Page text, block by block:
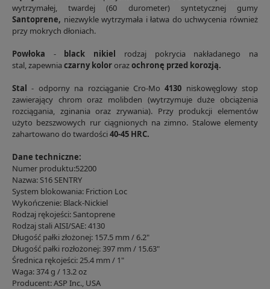
wytrzymałej, twardej (60 durometer) syntetycznej gumy
Santoprene, niezwykle wytrzymała i łatwa do uchwycenia również
przy mokrych dłoniach.
Powłoka - black nikiel
rodzaj pokrycia nakładanego na
stal,zapewniaczarny kolororazochronę przed korozją.
Stal - odporny na rozciąganie Cro-Mo4130 niskowęglowy stop
zawierający chrom oraz molibden (wytrzymuje duże obciążenia
rozciągania, zginania oraz zrywania). Przy produkcji elementów
użyto bezszwowych rur ciągnionych na zimno. Stalowe elementy
zahartowano do twardości40-45 HRC.
Dane techniczne:
Numer produktu:52200
Nazwa: S16 SENTRY
System blokowania: Friction Loc
Wykończenie: Black-Nickiel
Rodzaj rękojeści: Santoprene
Rodzaj stali AISI/SAE: 4130
Długość pałki złożonej: 157.5 mm / 6.2"
Długość pałki rozłożonej: 397 mm / 15.63"
Średnica rękojeści: 25.4 mm / 1"
Waga: 374 g / 13.2 oz
Producent: ASP Inc., USA